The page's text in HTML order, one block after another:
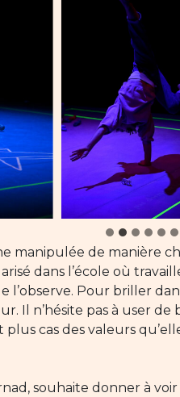
manipulée de manière
dans l’école où
Pour briller
Il n’hésite pas à user de
cas des valeurs
souhaite donner à